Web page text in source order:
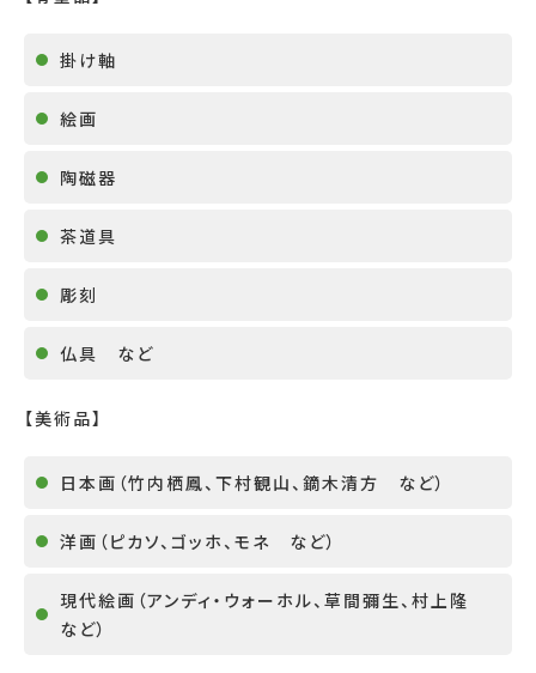
掛け軸
絵画
陶磁器
茶道具
彫刻
仏具 など
【美術品】
日本画（竹内栖鳳、下村観山、鏑木清方 など）
洋画（ピカソ、ゴッホ、モネ など）
現代絵画（アンディ・ウォーホル、草間彌生、村上隆
など）